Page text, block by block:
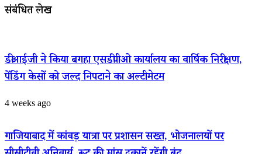
Email
संबंधित लेख
डीआईजी ने किया बगहा एसडीपीओ कार्यालय का वार्षिक निरीक्षण,
पेंडिंग केसों को जल्द निपटाने का अल्टीमेटम
4 weeks ago
गाजियाबाद में कांवड़ यात्रा पर प्रशासन सख्त, भोजनालयों पर